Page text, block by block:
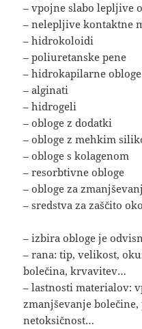
– vpojne slabo lepljive
– nelepljive kontaktne
– hidrokoloidi
– poliuretanske pene
– hidrokapilarne obloge
– alginati
– hidrogeli
– obloge z dodatki
– obloge z mehkim
– obloge s kolagenom
– resorbtivne obloge
– obloge za
– sredstva za zaščito
– izbira obloge je
– rana: tip, velikost,
bolečina, krvavitev…
– lastnosti materialov:
zmanjševanje
netoksičnost…